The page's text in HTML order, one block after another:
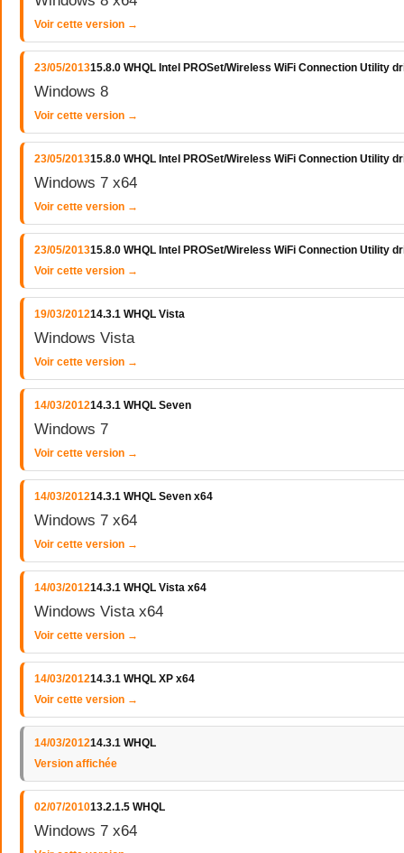
Voir cette version →
23/05/201315.8.0 WHQL Intel PROSet/Wireless WiFi Connection Utility
Windows 8
Voir cette version →
23/05/201315.8.0 WHQL Intel PROSet/Wireless WiFi Connection Utility
Windows 7 x64
Voir cette version →
23/05/201315.8.0 WHQL Intel PROSet/Wireless WiFi Connection Utility
Voir cette version →
19/03/201214.3.1 WHQL Vista
Windows Vista
Voir cette version →
14/03/201214.3.1 WHQL Seven
Windows 7
Voir cette version →
14/03/201214.3.1 WHQL Seven x64
Windows 7 x64
Voir cette version →
14/03/201214.3.1 WHQL Vista x64
Windows Vista x64
Voir cette version →
14/03/201214.3.1 WHQL XP x64
Voir cette version →
14/03/201214.3.1 WHQL
Version affichée
02/07/201013.2.1.5 WHQL
Windows 7 x64